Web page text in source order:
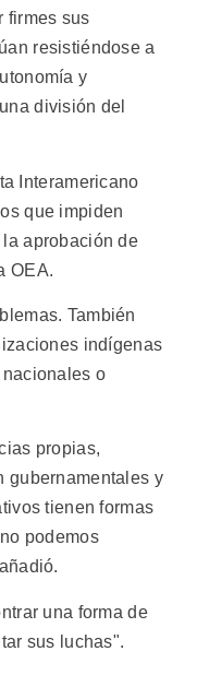
firmes sus
resistiéndose a
y
división del
Interamericano
que impiden
aprobación de
OEA.
También
indígenas
o
propias,
gubernamentales y
tienen formas
podemos
una forma de
sus luchas".